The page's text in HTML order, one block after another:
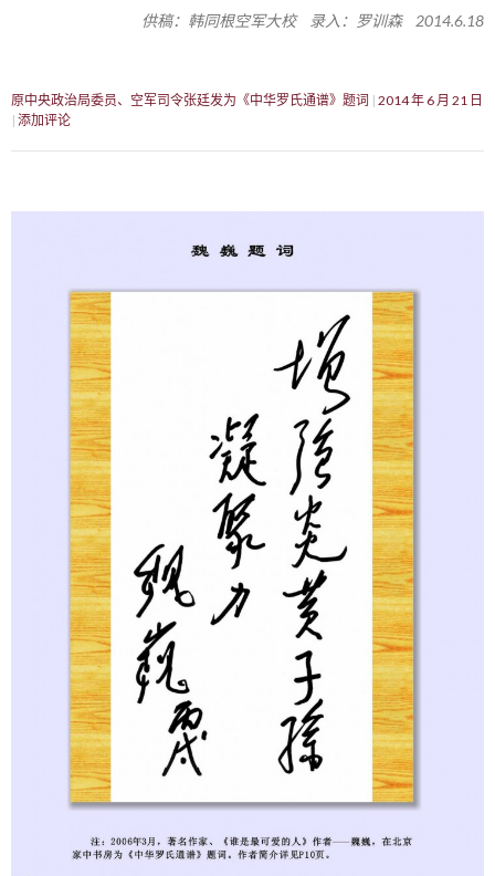
供稿：韩同根空军大校 录入：罗训森 2014.6.18
原中央政治局委员、空军司令张廷发为《中华罗氏通谱》题词 2014 年 6 月 21 日
添加评论